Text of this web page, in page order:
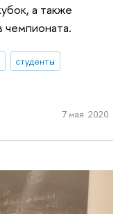
а также
чемпионата.
студенты
7 мая 2020